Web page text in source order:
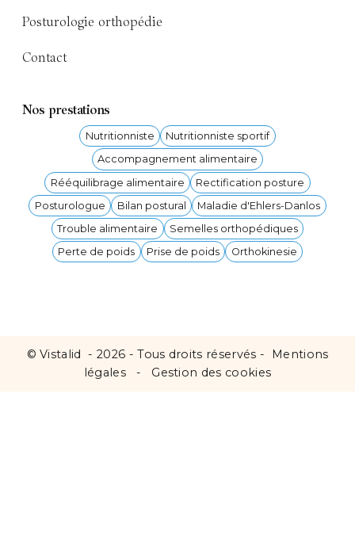
Posturologie orthopédie
Contact
Nos prestations
Nutritionniste
Nutritionniste sportif
Accompagnement alimentaire
Rééquilibrage alimentaire
Rectification posture
Posturologue
Bilan postural
Maladie d'Ehlers-Danlos
Trouble alimentaire
Semelles orthopédiques
Perte de poids
Prise de poids Orthokinesie
©Vistalid - 2026 - Tous droits réservés -
Mentions
légales
- Gestion des cookies